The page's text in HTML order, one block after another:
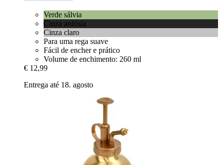
Verde sálvia
Cinza ardósia
Cinza claro
Para uma rega suave
Fácil de encher e prático
Volume de enchimento: 260 ml
€ 12,99
Entrega até 18. agosto